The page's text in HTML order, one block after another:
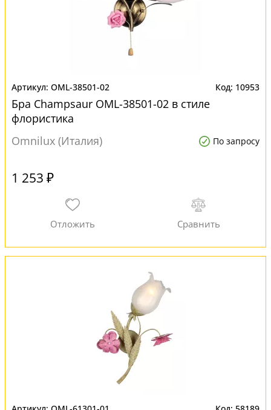
OML-38501-02 10953
Бра Champsaur OML-38501-02 в стиле
флористика
Omnilux (Италия)
По запросу
1 253 ₽